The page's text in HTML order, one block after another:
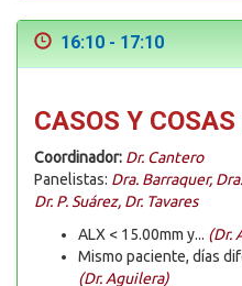
16:10 - 17:10
CASOS Y
Coordinador: Dr. Cantero
Panelistas: Dra. Barraquer,
Dr. P. Suárez, Dr. Tavares
ALX < 15.00mm y... (Dr.
Mismo paciente, días
(Dr. Aguilera)